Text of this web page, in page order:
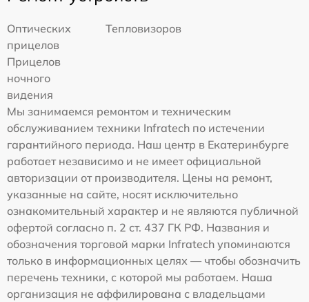
Оптических
прицелов
Тепловизоров
Прицелов
ночного
видения
Мы занимаемся ремонтом и техническим
обслуживанием техники Infratech по истечении
гарантийного периода. Наш центр в Екатеринбурге
работает независимо и не имеет официальной
авторизации от производителя. Цены на ремонт,
указанные на сайте, носят исключительно
ознакомительный характер и не являются публичной
офертой согласно п. 2 ст. 437 ГК РФ. Названия и
обозначения торговой марки Infratech упоминаются
только в информационных целях — чтобы обозначить
перечень техники, с которой мы работаем. Наша
организация не аффилирована с владельцами